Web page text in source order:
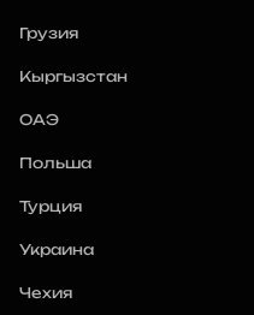
Грузия
Кыргызстан
ОАЭ
Польша
Турция
Украина
Чехия